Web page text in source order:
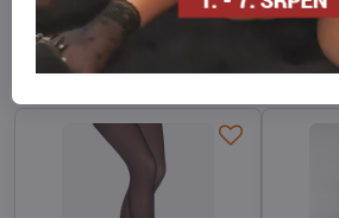
FacebookTwitterBlueskyPinterestReddit
Alternativní produkty